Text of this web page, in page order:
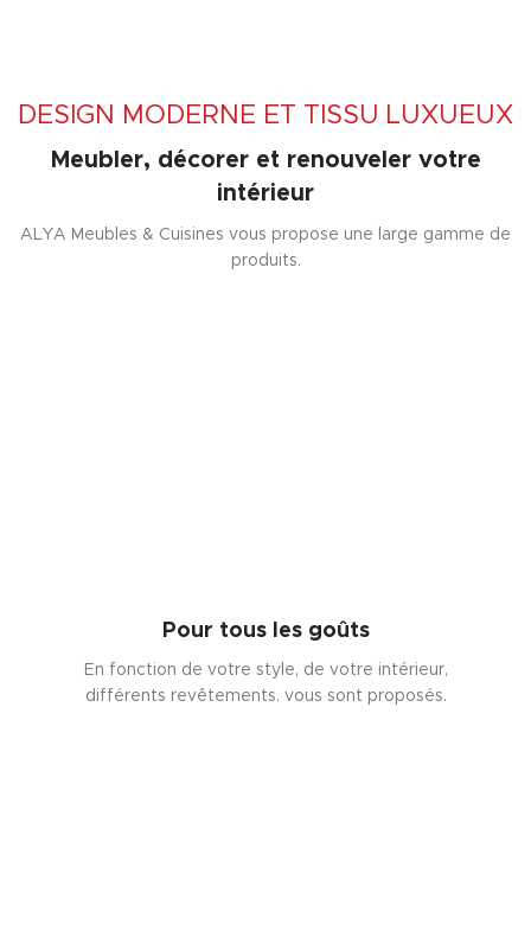
DESIGN MODERNE ET TISSU LUXUEUX
Meubler, décorer et renouveler votre
intérieur
ALYA Meubles & Cuisines vous propose une large gamme de
produits.
Pour tous les goûts
En fonction de votre style, de votre intérieur,
différents revêtements. vous sont proposés.